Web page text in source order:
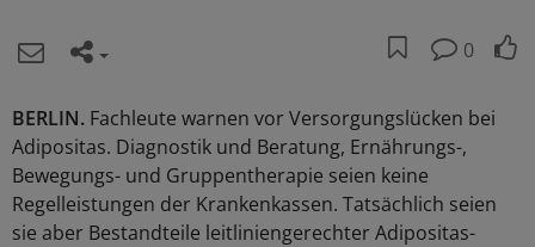
0
BERLIN. Fachleute warnen vor Versorgungslücken bei
Adipositas. Diagnostik und Beratung, Ernährungs-,
Bewegungs- und Gruppentherapie seien keine
Regelleistungen der Krankenkassen. Tatsächlich seien
sie aber Bestandteile leitliniengerechter Adipositas-